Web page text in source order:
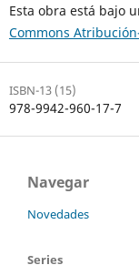
Esta obra está bajo
Commons
ISBN-13 (15)
978-9942-960-17-7
Navegar
Novedades
Series